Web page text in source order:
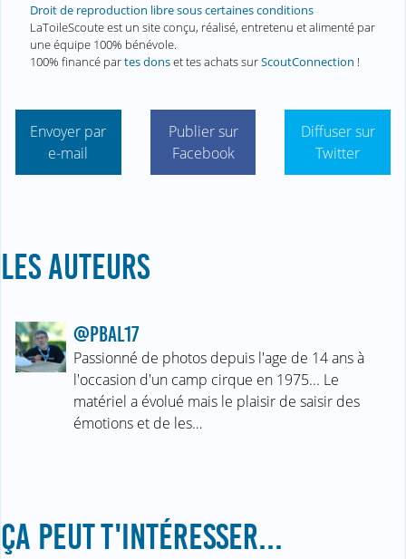
Droit de reproduction libre sous certaines conditions
LaToileScoute est un site conçu, réalisé, entretenu et alimenté par
une équipe 100% bénévole.
100% financé partes donset tes achats surScoutConnection !
Envoyer par
e-mail
Publier sur
Facebook
Diffuser sur
Twitter
LES AUTEURS
@PBAL17
Passionné de photos depuis l'age de 14 ans à
l'occasion d'un camp cirque en 1975... Le
matériel a évolué mais le plaisir de saisir des
émotions et de les…
ÇA PEUT T'INTÉRESSER...